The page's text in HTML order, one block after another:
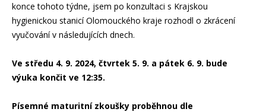
konce tohoto týdne, jsem po konzultaci s Krajskou
hygienickou stanicí Olomouckého kraje rozhodl o zkrácení
vyučování v následujících dnech.
Ve středu 4. 9. 2024, čtvrtek 5. 9. a pátek 6. 9. bude
výuka končit ve 12:35.
Písemné maturitní zkoušky proběhnou dle